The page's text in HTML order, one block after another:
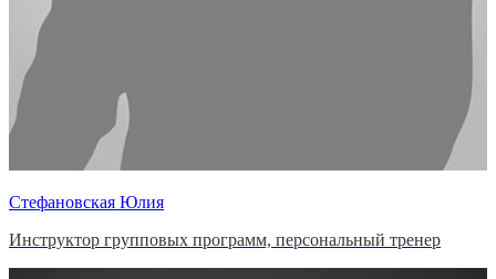
Стефановская Юлия
Инструктор групповых программ, персональный тренер